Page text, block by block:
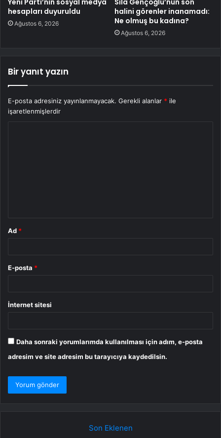
hesapları duyuruldu
Ağustos 6, 2026
halini görenler inanamadı:
Ne olmuş bu kadına?
Ağustos 6, 2026
Bir yanıt yazın
E-posta adresiniz yayınlanmayacak. Gerekli alanlar * ile
işaretlenmişlerdir
Ad *
E-posta *
İnternet sitesi
Daha sonraki yorumlarımda kullanılması için adım, e-posta
adresim ve site adresim bu tarayıcıya kaydedilsin.
Son Eklenen